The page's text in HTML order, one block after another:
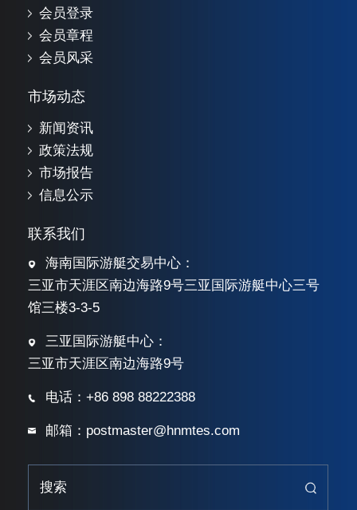
会员登录
会员章程
会员风采
市场动态
新闻资讯
政策法规
市场报告
信息公示
联系我们
海南国际游艇交易中心：
三亚市天涯区南边海路9号三亚国际游艇中心三号
馆三楼3-3-5
三亚国际游艇中心：
三亚市天涯区南边海路9号
电话：+86 898 88222388
邮箱：postmaster@hnmtes.com